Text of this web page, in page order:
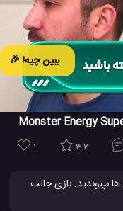
ببین چیه! 🎉
1 3.2
بپیوندید. بازی جالب